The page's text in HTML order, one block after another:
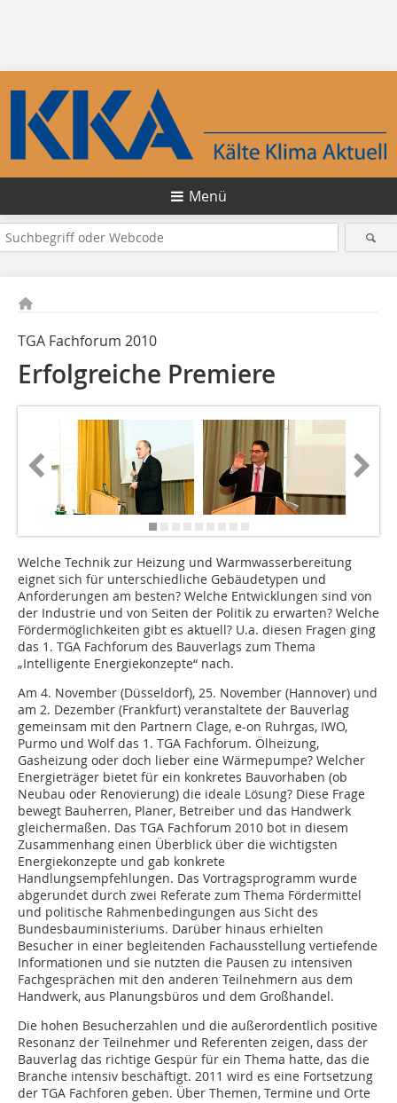
Menü
TGA Fachforum 2010
Erfolgreiche Premiere
Welche Technik zur Heizung und Warmwasserbereitung
eignet sich für unterschiedliche Gebäudetypen und
Anforderungen am besten? Welche Entwicklungen sind von
der Industrie und von Seiten der Politik zu erwarten? Welche
Fördermöglichkeiten gibt es aktuell? U.a. diesen Fragen ging
das 1. TGA Fachforum des Bauverlags zum Thema
„Intelligente Energiekonzepte“ nach.
Am 4. November (Düsseldorf), 25. November (Hannover) und
am 2. Dezember (Frankfurt) veranstaltete der Bauverlag
gemeinsam mit den Partnern Clage, e-on Ruhrgas, IWO,
Purmo und Wolf das 1. TGA Fachforum. Ölheizung,
Gasheizung oder doch lieber eine Wärmepumpe? Welcher
Energieträger bietet für ein konkretes Bauvorhaben (ob
Neubau oder Renovierung) die ideale Lösung? Diese Frage
bewegt Bauherren, Planer, Betreiber und das Handwerk
gleichermaßen. Das TGA Fachforum 2010 bot in diesem
Zusammenhang einen Überblick über die wichtigsten
Energiekonzepte und gab konkrete
Handlungsempfehlungen. Das Vortragsprogramm wurde
abgerundet durch zwei Referate zum Thema Fördermittel
und politische Rahmenbedingungen aus Sicht des
Bundesbauministeriums. Darüber hinaus erhielten
Besucher in einer begleitenden Fachausstellung vertiefende
Informationen und sie nutzten die Pausen zu intensiven
Fachgesprächen mit den anderen Teilnehmern aus dem
Handwerk, aus Planungsbüros und dem Großhandel.
Die hohen Besucherzahlen und die außerordentlich positive
Resonanz der Teilnehmer und Referenten zeigen, dass der
Bauverlag das richtige Gespür für ein Thema hatte, das die
Branche intensiv beschäftigt. 2011 wird es eine Fortsetzung
der TGA Fachforen geben. Über Themen, Termine und Orte